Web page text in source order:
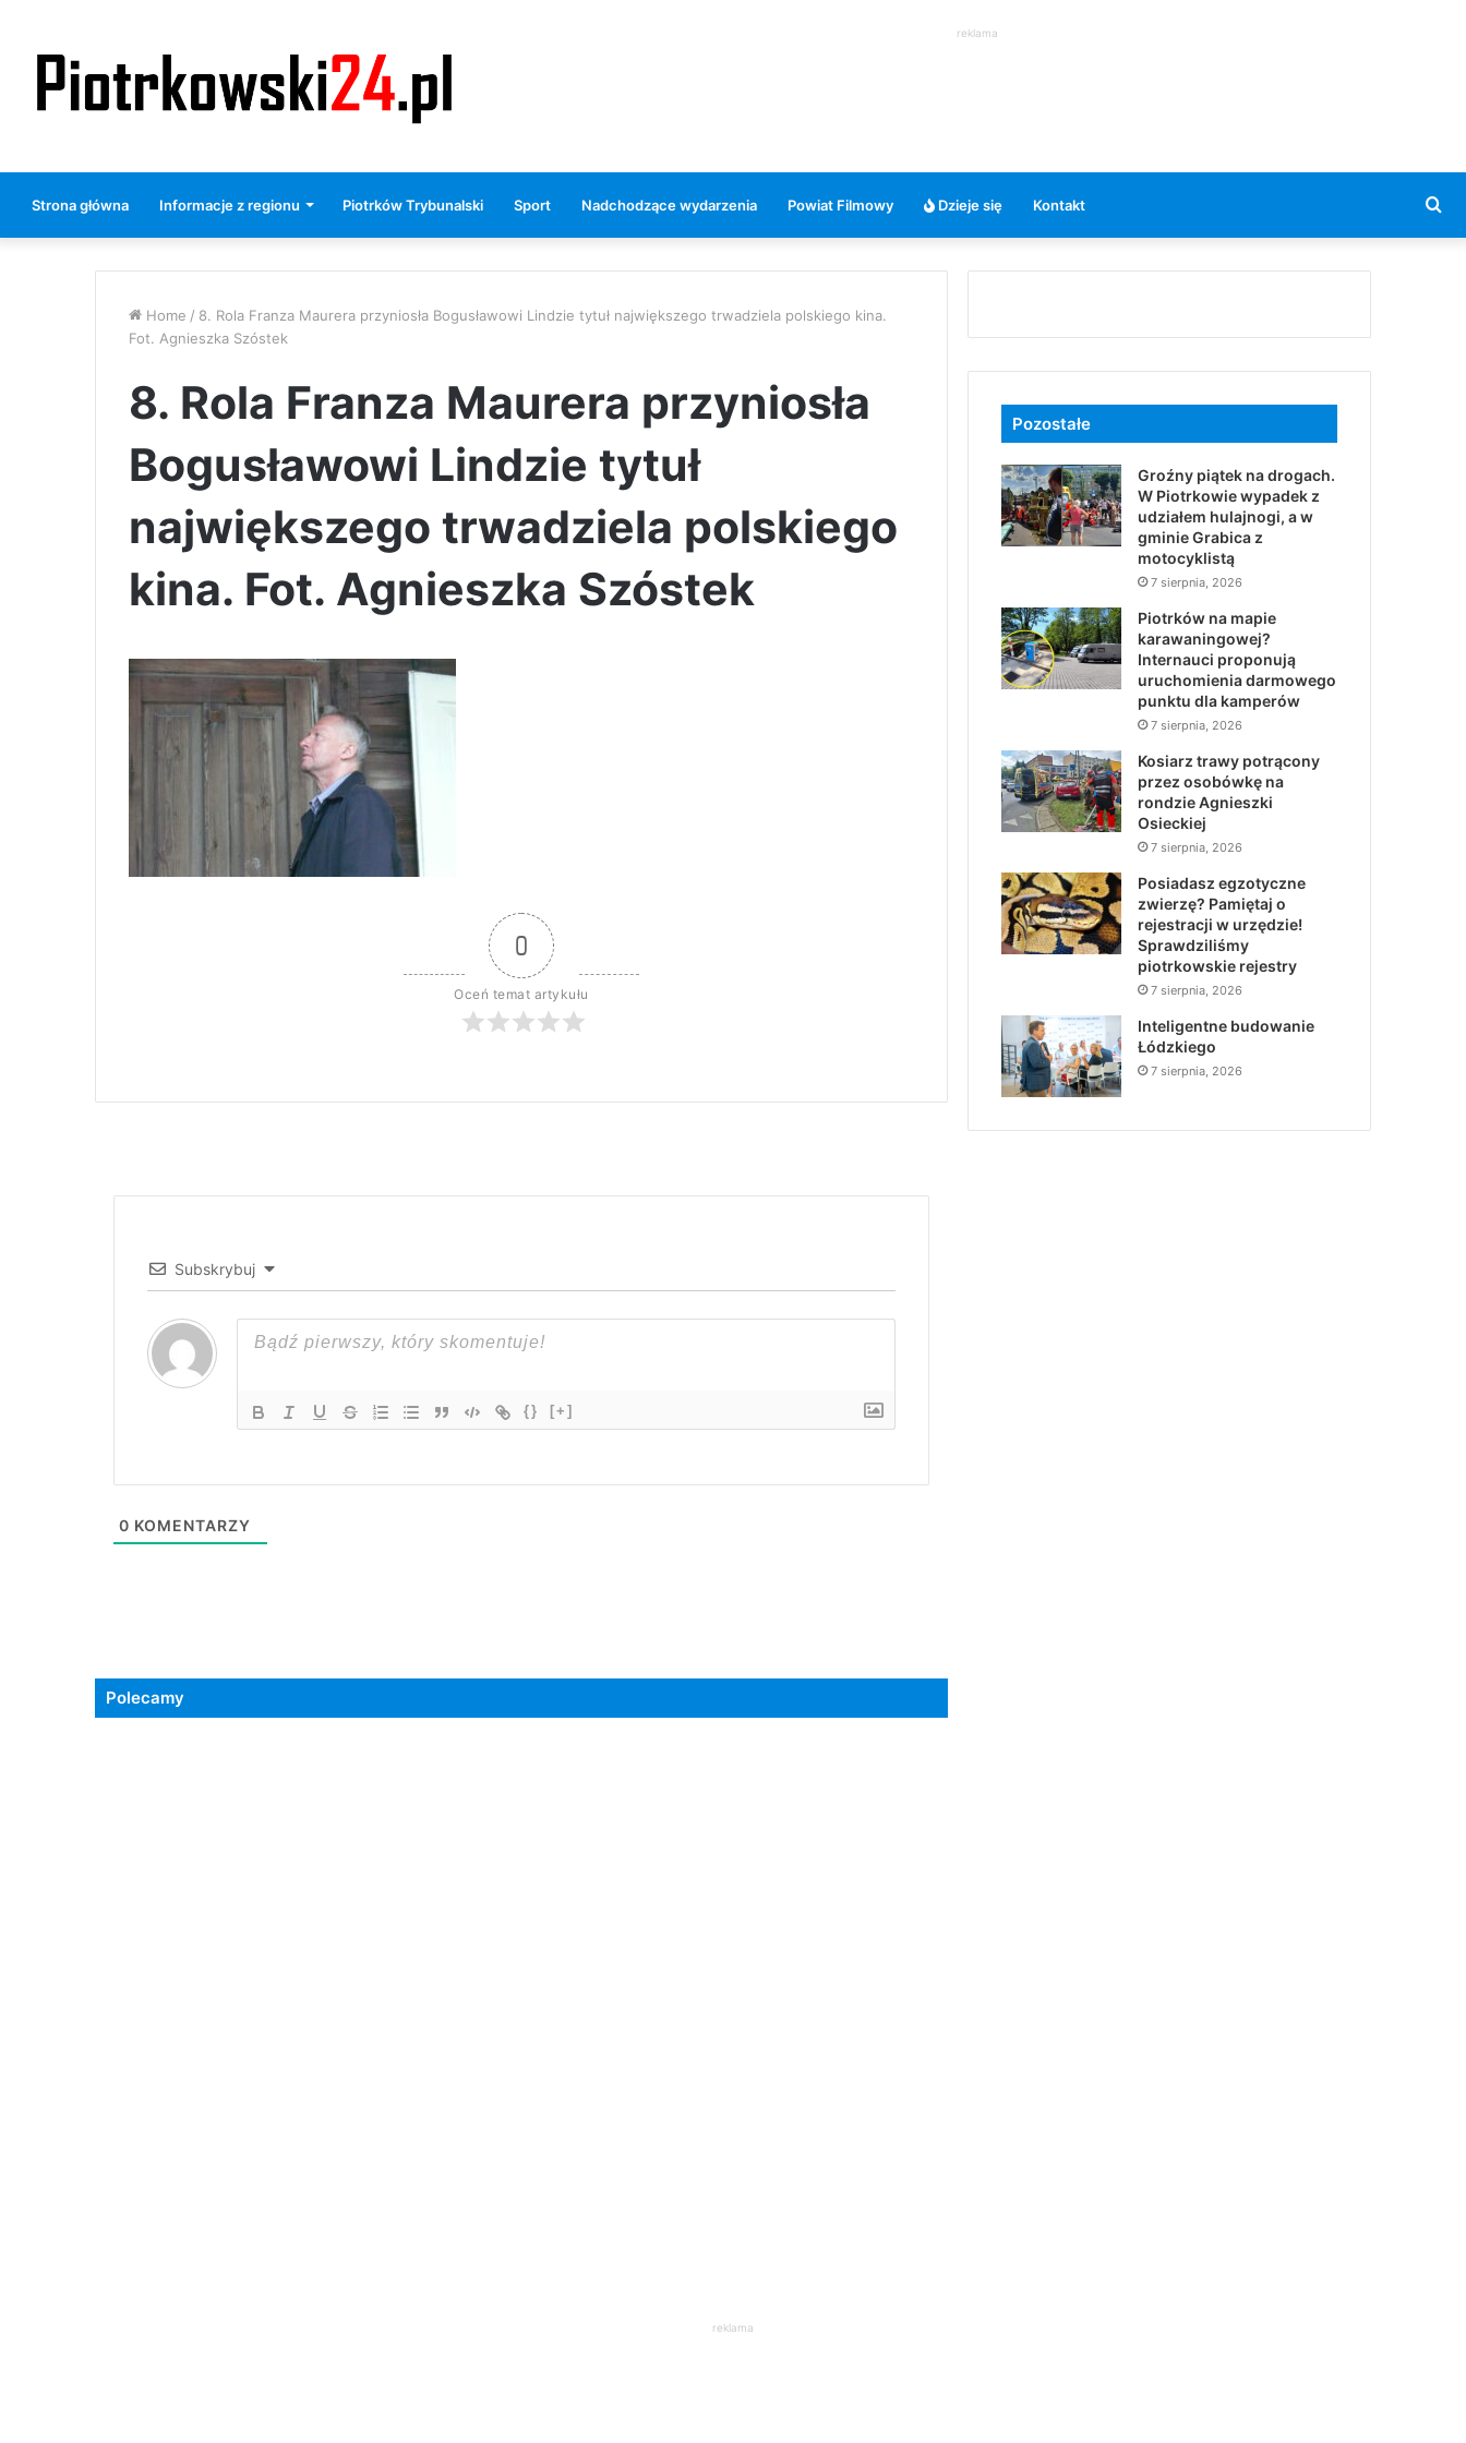
reklama
Strona główna Informacje z regionu Piotrków Trybunalski Sport Nadchodzące wydarzenia Powiat Filmowy Dzieje się Kontakt
Home / 8. Rola Franza Maurera przyniosła Bogusławowi Lindzie tytuł największego trwadziela polskiego kina.
Fot. Agnieszka Szóstek
8. Rola Franza Maurera przyniosła
Bogusławowi Lindzie tytuł
największego trwadziela polskiego
kina. Fot. Agnieszka Szóstek
0
Oceń temat artykułu
Subskrybuj
{} [+]
0 KOMENTARZY
Polecamy
Pozostałe
Groźny piątek na drogach.
W Piotrkowie wypadek z
udziałem hulajnogi, a w
gminie Grabica z
motocyklistą
7 sierpnia, 2026
Piotrków na mapie
karawaningowej?
Internauci proponują
uruchomienia darmowego
punktu dla kamperów
7 sierpnia, 2026
Kosiarz trawy potrącony
przez osobówkę na
rondzie Agnieszki
Osieckiej
7 sierpnia, 2026
Posiadasz egzotyczne
zwierzę? Pamiętaj o
rejestracji w urzędzie!
Sprawdziliśmy
piotrkowskie rejestry
7 sierpnia, 2026
Inteligentne budowanie
Łódzkiego
7 sierpnia, 2026
reklama